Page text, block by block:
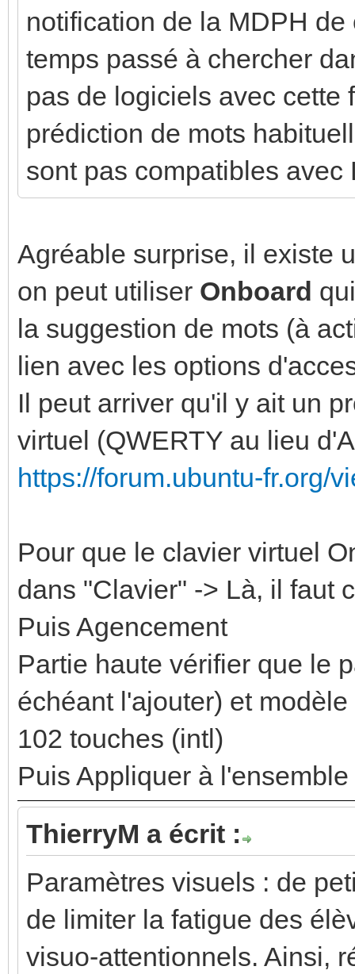
notification de la MDPH
temps passé à chercher
pas de logiciels avec cette
prédiction de mots
sont pas compatibles
Agréable surprise, il existe
on peut utiliser Onboard
la suggestion de mots (à
lien avec les options
Il peut arriver qu'il y ait un
virtuel (QWERTY au lieu
https://forum.ubuntu-fr.org/
Pour que le clavier virtuel
dans "Clavier" -> Là, il faut
Puis Agencement
Partie haute vérifier que le
échéant l'ajouter) et
102 touches (intl)
Puis Appliquer à
ThierryM a écrit :
Paramètres visuels : de
de limiter la fatigue des
visuo-attentionnels. Ainsi,